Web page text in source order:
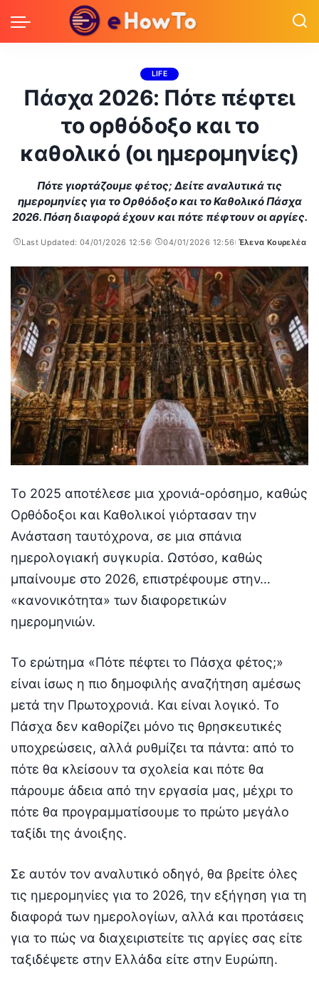
LIFE
Πάσχα 2026: Πότε πέφτει
το ορθόδοξο και το
καθολικό (οι ημερομηνίες)
Πότε γιορτάζουμε φέτος; Δείτε αναλυτικά τις
ημερομηνίες για το Ορθόδοξο και το Καθολικό Πάσχα
2026. Πόση διαφορά έχουν και πότε πέφτουν οι αργίες.
Last Updated: 04/01/2026 12:56 04/01/2026 12:56
Posted
Έλενα Κουρελέα
Το 2025 αποτέλεσε μια χρονιά-ορόσημο, καθώς
Ορθόδοξοι και Καθολικοί γιόρτασαν την
Ανάσταση ταυτόχρονα, σε μια σπάνια
ημερολογιακή συγκυρία. Ωστόσο, καθώς
μπαίνουμε στο 2026, επιστρέφουμε στην…
«κανονικότητα» των διαφορετικών
ημερομηνιών.
Το ερώτημα «Πότε πέφτει το Πάσχα φέτος;»
είναι ίσως η πιο δημοφιλής αναζήτηση αμέσως
μετά την Πρωτοχρονιά. Και είναι λογικό. Το
Πάσχα δεν καθορίζει μόνο τις θρησκευτικές
υποχρεώσεις, αλλά ρυθμίζει τα πάντα: από το
πότε θα κλείσουν τα σχολεία και πότε θα
πάρουμε άδεια από την εργασία μας, μέχρι το
πότε θα προγραμματίσουμε το πρώτο μεγάλο
ταξίδι της άνοιξης.
Σε αυτόν τον αναλυτικό οδηγό, θα βρείτε όλες
τις ημερομηνίες για το 2026, την εξήγηση για τη
διαφορά των ημερολογίων, αλλά και προτάσεις
για το πώς να διαχειριστείτε τις αργίες σας είτε
ταξιδέψετε στην Ελλάδα είτε στην Ευρώπη.